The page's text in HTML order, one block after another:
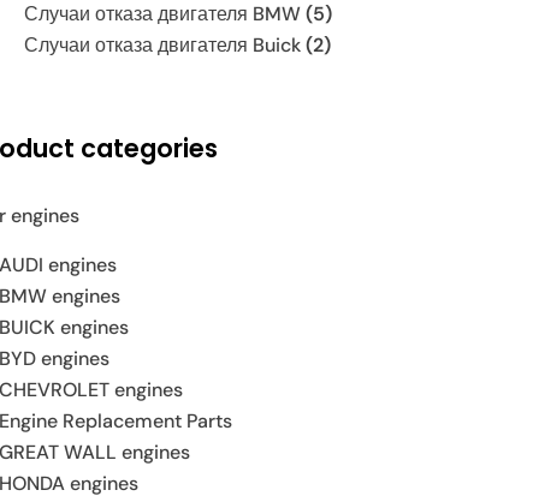
Случаи отказа двигателя BMW(5)
Случаи отказа двигателя Buick(2)
categories
engines
AUDI engines
BMW engines
BUICK engines
BYD engines
CHEVROLET engines
Engine Replacement Parts
GREAT WALL engines
HONDA engines